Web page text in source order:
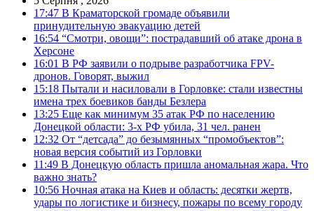
17:47 В Краматорской громаде объявили
принудительную эвакуацию детей
16:54 “Смотри, овощи”: пострадавший об атаке дрона в
Херсоне
16:01 В РФ заявили о подрыве разработчика FPV-
дронов. Говорят, выжил
15:18 Пытали и насиловали в Горловке: стали известны
имена трех боевиков банды Безлера
13:25 Еще как минимум 35 атак РФ по населению
Донецкой области: 3-х РФ убила, 31 чел. ранен
12:32 От “детсада” до безымянных “промобъектов”:
новая версия событий из Горловки
11:49 В Донецкую область пришла аномальная жара. Что
важно знать?
10:56 Ночная атака на Киев и область: десятки жертв,
удары по логистике и бизнесу, пожары по всему городу